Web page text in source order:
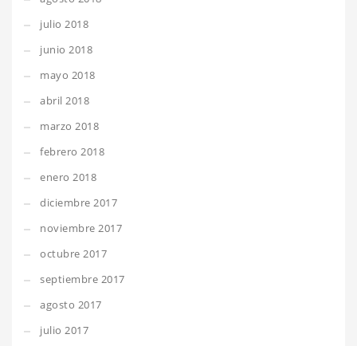
julio 2018
junio 2018
mayo 2018
abril 2018
marzo 2018
febrero 2018
enero 2018
diciembre 2017
noviembre 2017
octubre 2017
septiembre 2017
agosto 2017
julio 2017